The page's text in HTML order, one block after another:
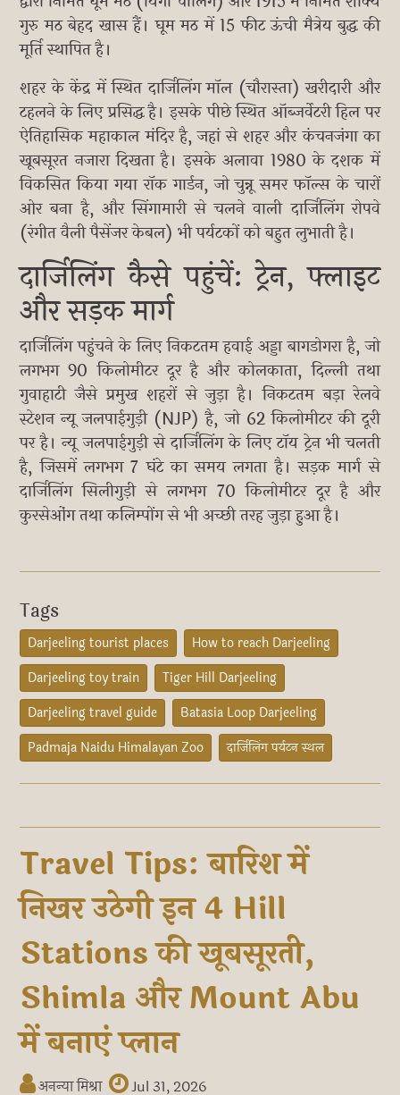
गुरु मठ बेहद खास हैं। घूम मठ में 15 फीट ऊंची मैत्रेय बुद्ध की
मूर्ति स्थापित है।
शहर के केंद्र में स्थित दार्जिलिंग मॉल (चौरास्ता) खरीदारी और
टहलने के लिए प्रसिद्ध है। इसके पीछे स्थित ऑब्जर्वेटरी हिल पर
ऐतिहासिक महाकाल मंदिर है, जहां से शहर और कंचनजंगा का
खूबसूरत नजारा दिखता है। इसके अलावा 1980 के दशक में
विकसित किया गया रॉक गार्डन, जो चुन्नू समर फॉल्स के चारों
ओर बना है, और सिंगामारी से चलने वाली दार्जिलिंग रोपवे
(रंगीत वैली पैसेंजर केबल) भी पर्यटकों को बहुत लुभाती है।
दार्जिलिंग कैसे पहुंचें: ट्रेन, फ्लाइट
और सड़क मार्ग
दार्जिलिंग पहुंचने के लिए निकटतम हवाई अड्डा बागडोगरा है, जो
लगभग 90 किलोमीटर दूर है और कोलकाता, दिल्ली तथा
गुवाहाटी जैसे प्रमुख शहरों से जुड़ा है। निकटतम बड़ा रेलवे
स्टेशन न्यू जलपाईगुड़ी (NJP) है, जो 62 किलोमीटर की दूरी
पर है। न्यू जलपाईगुड़ी से दार्जिलिंग के लिए टॉय ट्रेन भी चलती
है, जिसमें लगभग 7 घंटे का समय लगता है। सड़क मार्ग से
दार्जिलिंग सिलीगुड़ी से लगभग 70 किलोमीटर दूर है और
कुरसेओंग तथा कलिम्पोंग से भी अच्छी तरह जुड़ा हुआ है।
Tags
Darjeeling tourist places
How to reach Darjeeling
Darjeeling toy train
Tiger Hill Darjeeling
Darjeeling travel guide
Batasia Loop Darjeeling
Padmaja Naidu Himalayan Zoo
दार्जिलिंग पर्यटन स्थल
Travel Tips: बारिश में
निखर उठेगी इन 4 Hill
Stations की खूबसूरती,
Shimla और Mount Abu
में बनाएं प्लान
अनन्या मिश्रा Jul 31, 2026